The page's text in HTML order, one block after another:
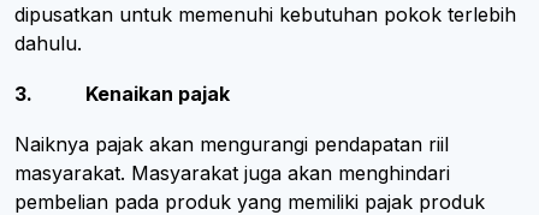
dipusatkan untuk memenuhi kebutuhan pokok terlebih
dahulu.
3. Kenaikan pajak
Naiknya pajak akan mengurangi pendapatan riil
masyarakat. Masyarakat juga akan menghindari
pembelian pada produk yang memiliki pajak produk